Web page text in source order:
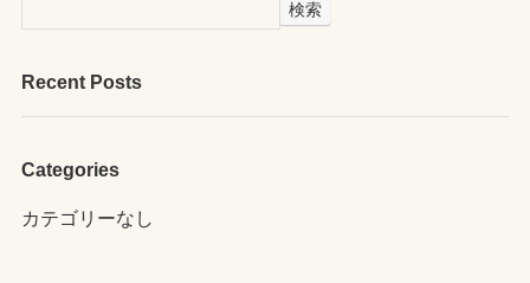
検索
Recent Posts
Categories
カテゴリーなし